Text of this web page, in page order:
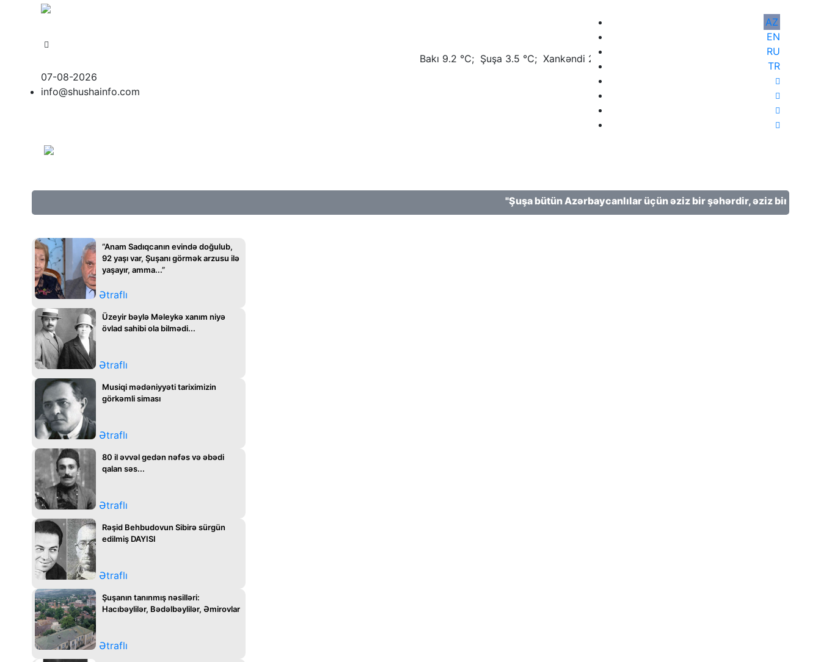
Bakı 9.2 ℃; Şuşa 3.5 ℃; Xankəndi 2 ℃;
07-08-2026
info@shushainfo.com
AZ
EN
RU
TR
"Şuşa bütün Azərbaycanlılar üçün əziz bir şəhərdir, əziz bir
“Anam Sadıqcanın evində doğulub,
92 yaşı var, Şuşanı görmək arzusu ilə
yaşayır, amma...”
Ətraflı
Üzeyir bəylə Məleykə xanım niyə
övlad sahibi ola bilmədi...
Ətraflı
Musiqi mədəniyyəti tariximizin
görkəmli siması
Ətraflı
80 il əvvəl gedən nəfəs və əbədi
qalan səs...
Ətraflı
Rəşid Behbudovun Sibirə sürgün
edilmiş DAYISI
Ətraflı
Şuşanın tanınmış nəsilləri:
Hacıbəylilər, Bədəlbəylilər, Əmirovlar
Ətraflı